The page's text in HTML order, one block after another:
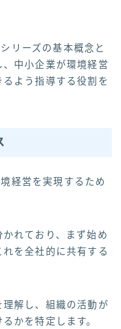
リーズの基本概念と
中小企業が環境経営
よう指導する役割を
経営を実現するため
れており、まず始め
を全社的に共有する
解し、組織の活動が
かを特定します。